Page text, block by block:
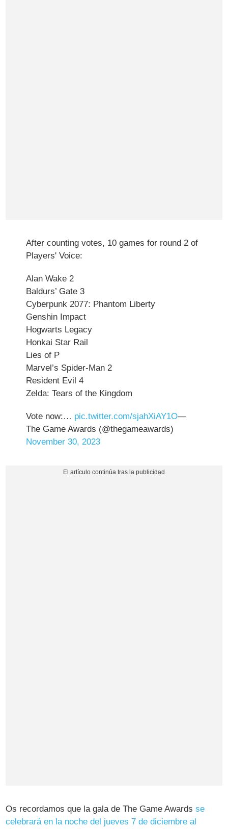
After counting votes, 10 games for round 2 of
Players' Voice:
Alan Wake 2
Baldurs’ Gate 3
Cyberpunk 2077: Phantom Liberty
Genshin Impact
Hogwarts Legacy
Honkai Star Rail
Lies of P
Marvel’s Spider-Man 2
Resident Evil 4
Zelda: Tears of the Kingdom
Vote now:… pic.twitter.com/sjahXiAY1O—
The Game Awards (@thegameawards)
November 30, 2023
Os recordamos que la gala de The Game Awardsse
celebrará en la noche del jueves 7 de diciembre al